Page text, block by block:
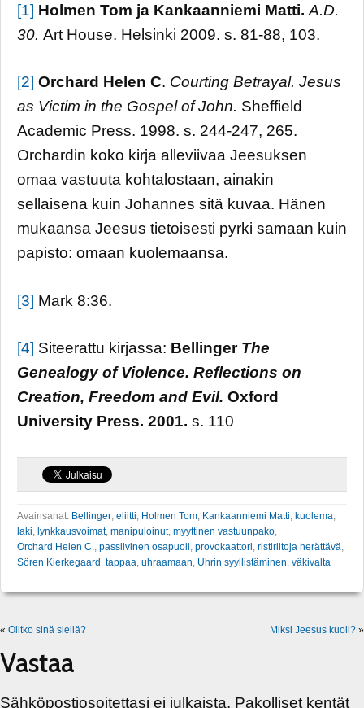
[1] Holmen Tom ja Kankaanniemi Matti. A.D.
30. Art House. Helsinki 2009. s. 81-88, 103.
[2] Orchard Helen C. Courting Betrayal. Jesus
as Victim in the Gospel of John. Sheffield
Academic Press. 1998. s. 244-247, 265.
Orchardin koko kirja alleviivaa Jeesuksen
omaa vastuuta kohtalostaan, ainakin
sellaisena kuin Johannes sitä kuvaa. Hänen
mukaansa Jeesus tietoisesti pyrki samaan kuin
papisto: omaan kuolemaansa.
[3] Mark 8:36.
[4] Siteerattu kirjassa: Bellinger The
Genealogy of Violence. Reflections on
Creation, Freedom and Evil. Oxford
University Press. 2001. s. 110
Avainsanat: Bellinger eliitti Holmen Tom Kankaanniemi Matti kuolema
laki lynkkausvoimat, manipuloinut, myyttinen vastuunpako
Orchard Helen C.
passiivinen osapuoli provokaattori ristiriitoja herättävä
Sören Kierkegaard tappaa uhraamaan Uhrin syyllistäminen väkivalta
« Olitko sinä siellä? Miksi Jeesus kuoli? »
Vastaa
Sähköpostiosoitettasi ei julkaista. Pakolliset kentät